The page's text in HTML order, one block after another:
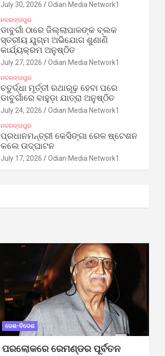
July 30, 2026 Odian Media Network1
ନବରଙ୍ଗପୁର
ଡାବୁଗାଁ ଠାରେ ଜିଲ୍ଲାପାଳଙ୍କ ବ୍ଲକ
ସ୍ତରୀୟ ଯୁଗ୍ମ ଅଭିଯୋଗ ଶୁଣାଣି
କାର୍ଯ୍ୟକ୍ରମ ଅନୁଷ୍ଠିତ
July 27, 2026 Odian Media Network1
ନବରଙ୍ଗପୁର
ଚତୁର୍ଦ୍ଧା ମୂର୍ତ୍ତୀ ରଥାରୂଢ଼ ହେବା ପରେ
ଡାବୁଗାଁରେ ବାହୁଡ଼ା ଯାତ୍ରା ଅନୁଷ୍ଠିତ
July 24, 2026 Odian Media Network1
ନବରଙ୍ଗପୁର
ପ୍ରଧାନମନ୍ତ୍ରୀ କେସିଙ୍ଗା ରେଳ ଷ୍ଟେଶନ
କଲେ ଉଦ୍‌ଘାଟନ
July 17, 2026 Odian Media Network1
ଦେଶ-ବିଦେଶ
ପରଲୋକରେ ରେମଣ୍ଡର ପୂର୍ବତନ